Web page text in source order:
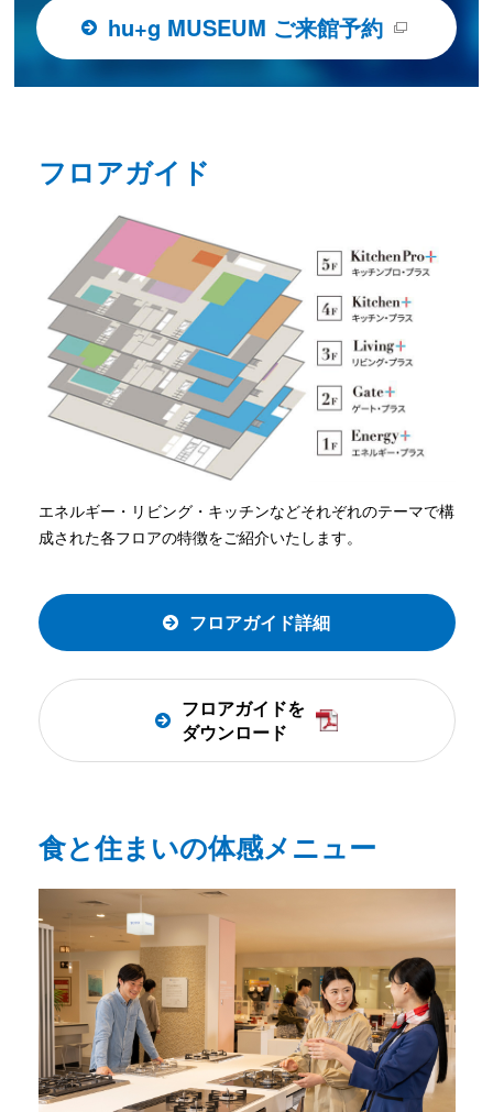
hu+g MUSEUM ご来館予約
フロアガイド
エネルギー・リビング・キッチンなどそれぞれのテーマで構
成された各フロアの特徴をご紹介いたします。
フロアガイド詳細
フロアガイドを
ダウンロード
食と住まいの体感メニュー